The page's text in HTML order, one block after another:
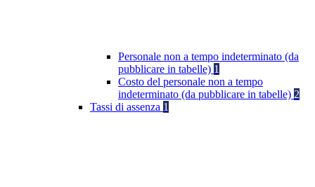
Personale non a tempo indeterminato (da
pubblicare in tabelle) 1
Costo del personale non a tempo
indeterminato (da pubblicare in tabelle) 2
Tassi di assenza 1